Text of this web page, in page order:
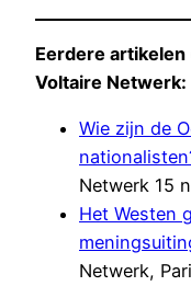
Eerdere
Voltaire Netwerk:
Wie zijn de
Netwerk 15
Het Westen
Netwerk,